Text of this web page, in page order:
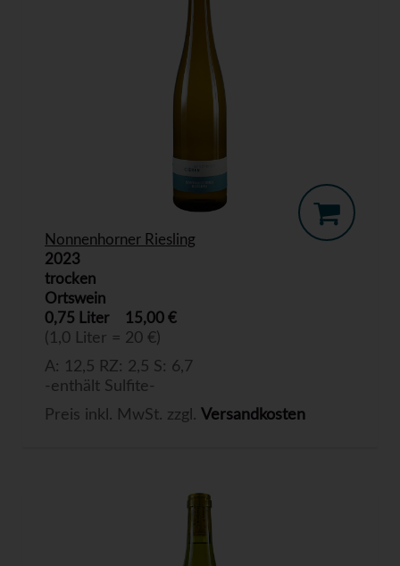
Nonnenhorner Riesling
2023
trocken
Ortswein
0,75 Liter
15,00 €
(1,0 Liter = 20 €)
A: 12,5 RZ: 2,5 S: 6,7
-enthält Sulfite-
Preis inkl. MwSt. zzgl. Versandkosten